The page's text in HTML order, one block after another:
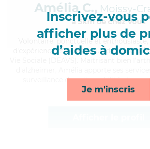
Inscrivez-vous
afficher plus de
d’aides à
Je m'inscris
Amélia C., Moissy-
à 5km de chez Vous
, ponctuelle et enthousiaste,
d'expérience et possède un diplôme
surveillance de nuit, mobilité et